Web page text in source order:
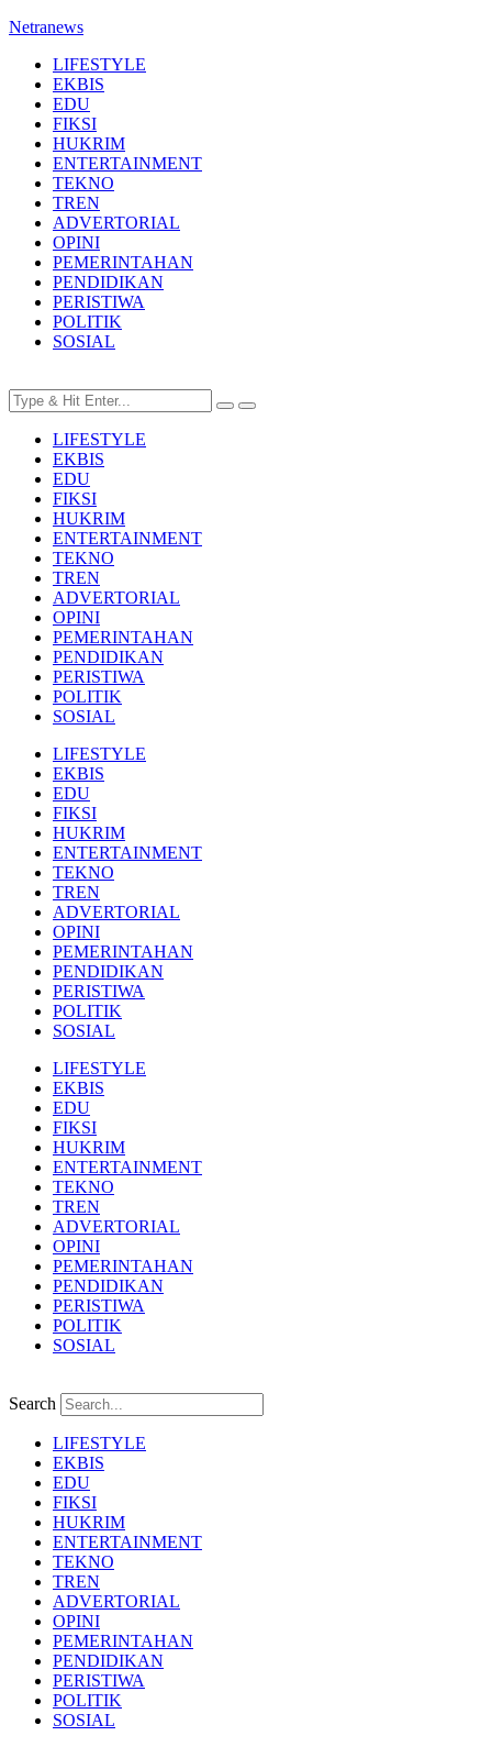
Netranews
LIFESTYLE
EKBIS
EDU
FIKSI
HUKRIM
ENTERTAINMENT
TEKNO
TREN
ADVERTORIAL
OPINI
PEMERINTAHAN
PENDIDIKAN
PERISTIWA
POLITIK
SOSIAL
LIFESTYLE
EKBIS
EDU
FIKSI
HUKRIM
ENTERTAINMENT
TEKNO
TREN
ADVERTORIAL
OPINI
PEMERINTAHAN
PENDIDIKAN
PERISTIWA
POLITIK
SOSIAL
LIFESTYLE
EKBIS
EDU
FIKSI
HUKRIM
ENTERTAINMENT
TEKNO
TREN
ADVERTORIAL
OPINI
PEMERINTAHAN
PENDIDIKAN
PERISTIWA
POLITIK
SOSIAL
LIFESTYLE
EKBIS
EDU
FIKSI
HUKRIM
ENTERTAINMENT
TEKNO
TREN
ADVERTORIAL
OPINI
PEMERINTAHAN
PENDIDIKAN
PERISTIWA
POLITIK
SOSIAL
Search
LIFESTYLE
EKBIS
EDU
FIKSI
HUKRIM
ENTERTAINMENT
TEKNO
TREN
ADVERTORIAL
OPINI
PEMERINTAHAN
PENDIDIKAN
PERISTIWA
POLITIK
SOSIAL